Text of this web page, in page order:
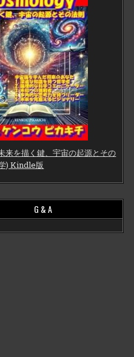
来を描く鍵、宇宙の起源とその
) Kindle版
G & A